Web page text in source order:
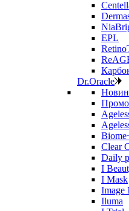
EPL
Dr.Oracle
Clear
Daily
I
I Mask
Image
Iluma